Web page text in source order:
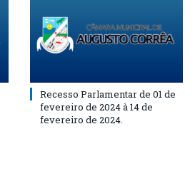
Recesso Parlamentar de 01 de
fevereiro de 2024 à 14 de
fevereiro de 2024.